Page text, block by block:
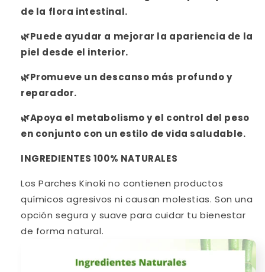
de la flora intestinal.
🌿Puede ayudar a mejorar la apariencia de la
piel desde el interior.
🌿Promueve un descanso más profundo y
reparador.
🌿Apoya el metabolismo y el control del peso
en conjunto con un estilo de vida saludable.
INGREDIENTES 100% NATURALES
Los Parches Kinoki no contienen productos
químicos agresivos ni causan molestias. Son una
opción segura y suave para cuidar tu bienestar
de forma natural.